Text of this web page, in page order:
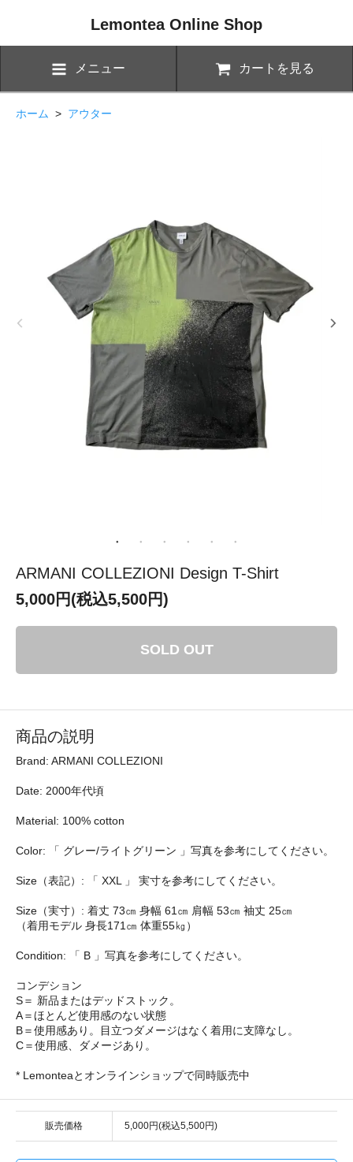
Lemontea Online Shop
メニュー カートを見る
ホーム > アウター
ARMANI COLLEZIONI Design T-Shirt
5,000円(税込5,500円)
SOLD OUT
商品の説明
Brand: ARMANI COLLEZIONI
Date: 2000年代頃
Material: 100% cotton
Color: 「 グレー/ライトグリーン 」写真を参考にしてください。
Size（表記）: 「 XXL 」 実寸を参考にしてください。
Size（実寸）: 着丈 73㎝ 身幅 61㎝ 肩幅 53㎝ 袖丈 25㎝
（着用モデル 身長171㎝ 体重55㎏）
Condition: 「 B 」写真を参考にしてください。
コンデション
S＝ 新品またはデッドストック。
A＝ほとんど使用感のない状態
B＝使用感あり。目立つダメージはなく着用に支障なし。
C＝使用感、ダメージあり。
* Lemonteaとオンラインショップで同時販売中
販売価格 5,000円(税込5,500円)